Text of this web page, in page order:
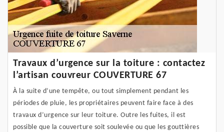
Travaux d’urgence sur la toiture : contactez
l’artisan couvreur COUVERTURE 67
À la suite d’une tempête, ou tout simplement pendant les
périodes de pluie, les propriétaires peuvent faire face à des
travaux d’urgence sur leur toiture. Outre les fuites, il est
possible que la couverture soit soulevée ou que les gouttières